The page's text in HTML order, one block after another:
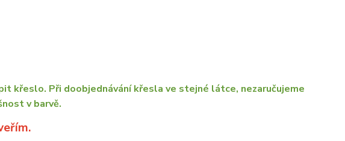
křeslo. Při doobjednávání křesla ve stejné látce, nezaručujeme
v barvě.